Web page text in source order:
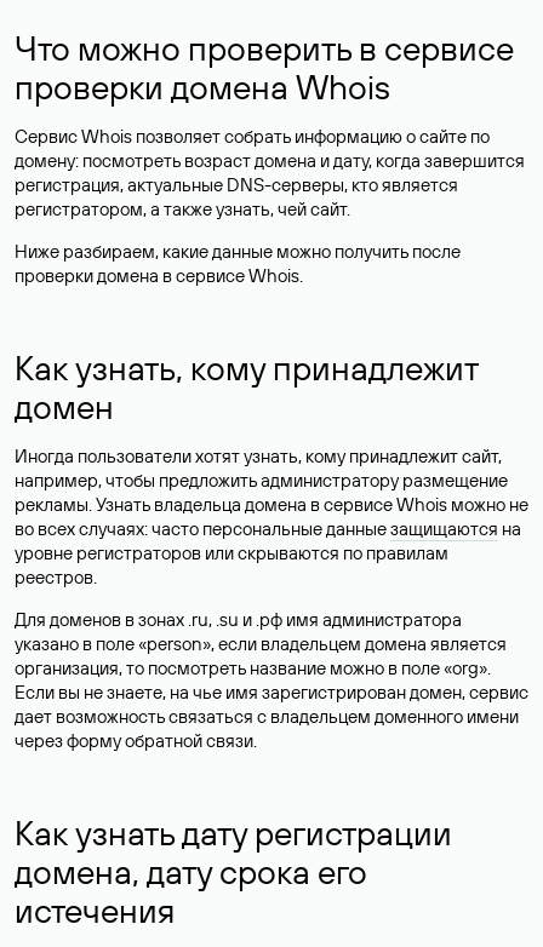
Что можно проверить в сервисе
проверки домена Whois
Сервис Whois позволяет собрать информацию о сайте по
домену: посмотреть возраст домена и дату, когда завершится
регистрация, актуальные DNS-серверы, кто является
регистратором, а также узнать, чей сайт.
Ниже разбираем, какие данные можно получить после
проверки домена в сервисе Whois.
Как узнать, кому принадлежит
домен
Иногда пользователи хотят узнать, кому принадлежит сайт,
например, чтобы предложить администратору размещение
рекламы. Узнать владельца домена в сервисе Whois можно не
во всех случаях: часто персональные данныезащищаются на
уровне регистраторов или скрываются по правилам
реестров.
Для доменов в зонах .ru, .su и .рф имя администратора
указано в поле «person», если владельцем домена является
организация, то посмотреть название можно в поле «org».
Если вы не знаете, на чье имя зарегистрирован домен, сервис
дает возможность связаться с владельцем доменного имени
через форму обратной связи.
Как узнать дату регистрации
домена, дату срока его
истечения